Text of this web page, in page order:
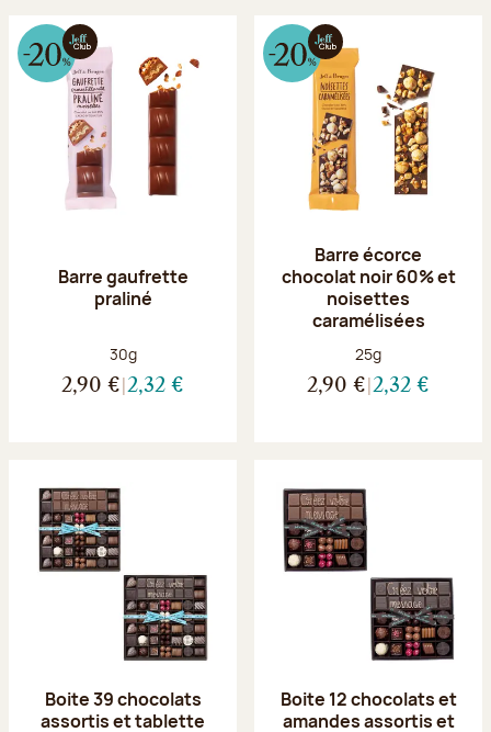
Barre gaufrette
praliné
Poids net :
30g
2,90 € 2,32 €
Barre écorce
chocolat noir 60% et
noisettes
caramélisées
Poids net :
25g
2,90 € 2,32 €
Boite 39 chocolats
assortis et tablette
Boite 12 chocolats et
amandes assortis et